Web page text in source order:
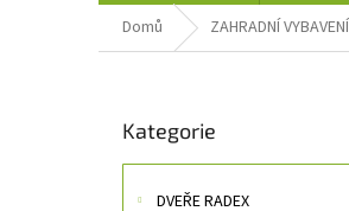
Domů ZAHRADNÍ VYBAVENÍ
kategorie
Kategorie
DVEŘE RADEX